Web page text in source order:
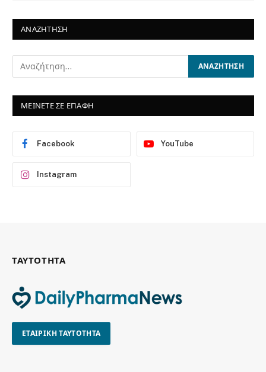
ΑΝΑΖΗΤΗΣΗ
ΜΕΙΝΕΤΕ ΣΕ ΕΠΑΦΗ
Facebook YouTube
Instagram
ΤΑΥΤΟΤΗΤΑ
ΕΤΑΙΡΙΚΗ ΤΑΥΤΟΤΗΤΑ